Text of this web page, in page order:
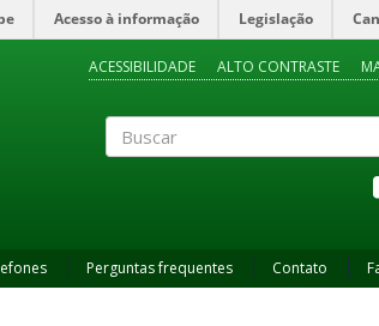
Acesso à informação Legislação
ACESSIBILIDADE ALTO CONTRASTE
Perguntas frequentes Contato